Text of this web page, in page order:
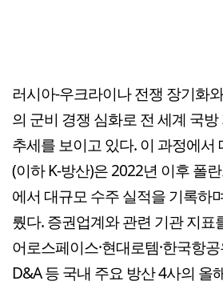
러시아-우크라이나 전쟁 장기화
의 군비 경쟁 심화로 전 세계 국
추세를 보이고 있다. 이 과정에서
(이하 K-방산)은 2022년 이후 폴
에서 대규모 수주 실적을 기록하
뤘다. 증권업계와 관련 기관 지표
어로스페이스·현대로템·한국항
D&A 등 국내 주요 방산 4사의 올